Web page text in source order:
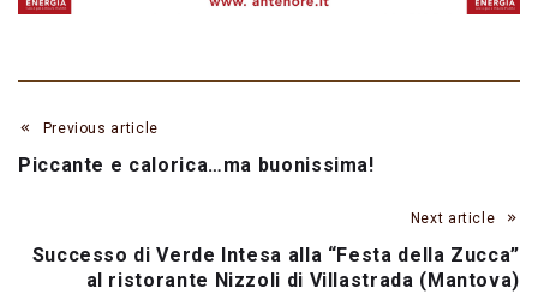
Previous article
Piccante e calorica…ma buonissima!
Next article
Successo di Verde Intesa alla “Festa della Zucca”
al ristorante Nizzoli di Villastrada (Mantova)